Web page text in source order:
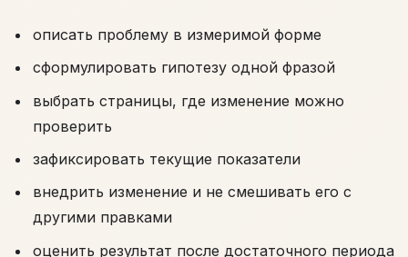
описать проблему в измеримой форме
сформулировать гипотезу одной фразой
выбрать страницы, где изменение можно
проверить
зафиксировать текущие показатели
внедрить изменение и не смешивать его с
другими правками
оценить результат после достаточного периода